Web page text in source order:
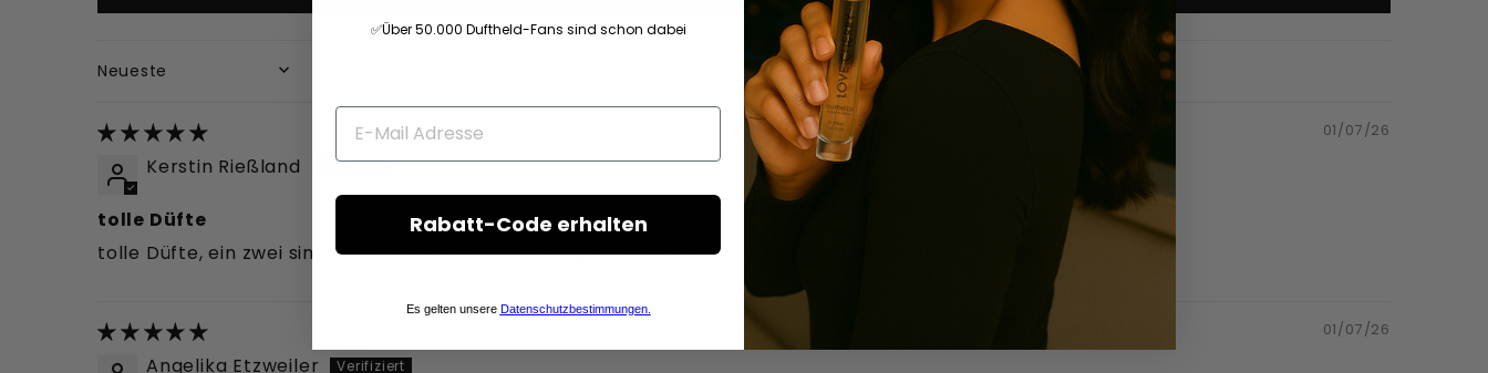
SORT BY
01/07/26
Kerstin Rießland
tolle Düfte
tolle Düfte, ein zwei sind dabei die an mir nicht so gut riechen bzw. die ich nicht mag
01/07/26
Angelika Etzweiler
✅Über 50.000 Duftheld-Fans sind schon dabei
Rabatt-Code erhalten
Es gelten unsere Datenschutzbestimmungen.